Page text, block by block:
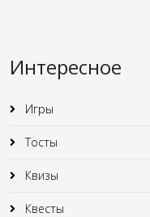
Интересное
Игры
Тосты
Квизы
Квесты